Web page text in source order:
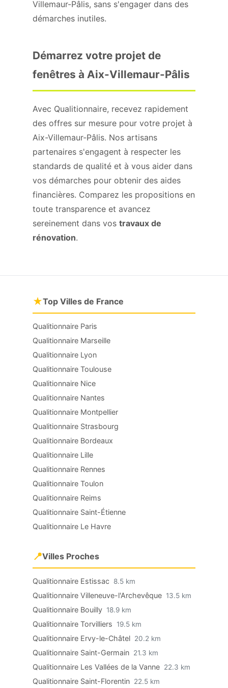
Villemaur-Pâlis, sans s'engager dans des
démarches inutiles.
Démarrez votre projet de
fenêtres à Aix-Villemaur-Pâlis
Avec Qualitionnaire, recevez rapidement
des offres sur mesure pour votre projet à
Aix-Villemaur-Pâlis. Nos artisans
partenaires s'engagent à respecter les
standards de qualité et à vous aider dans
vos démarches pour obtenir des aides
financières. Comparez les propositions en
toute transparence et avancez
sereinement dans vos travaux de
rénovation.
★Top Villes de France
Qualitionnaire Paris
Qualitionnaire Marseille
Qualitionnaire Lyon
Qualitionnaire Toulouse
Qualitionnaire Nice
Qualitionnaire Nantes
Qualitionnaire Montpellier
Qualitionnaire Strasbourg
Qualitionnaire Bordeaux
Qualitionnaire Lille
Qualitionnaire Rennes
Qualitionnaire Toulon
Qualitionnaire Reims
Qualitionnaire Saint-Étienne
Qualitionnaire Le Havre
📍Villes Proches
Qualitionnaire Estissac 8.5 km
Qualitionnaire Villeneuve-l'Archevêque 13.5 km
Qualitionnaire Bouilly 18.9 km
Qualitionnaire Torvilliers 19.5 km
Qualitionnaire Ervy-le-Châtel 20.2 km
Qualitionnaire Saint-Germain 21.3 km
Qualitionnaire Les Vallées de la Vanne 22.3 km
Qualitionnaire Saint-Florentin 22.5 km